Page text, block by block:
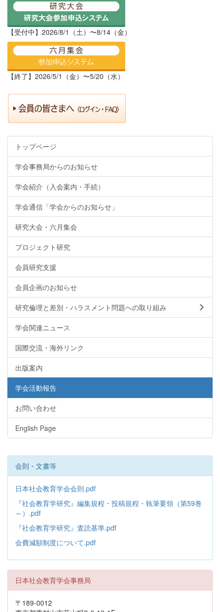
【受付中】2026/8/1（土）〜8/14（金）
【終了】2026/5/1（金）〜5/20（水）
トップページ
学会事務局からのお知らせ
学会紹介（入会案内・手続）
学会通信「学会からのお知らせ」
研究大会・六月集会
プロジェクト研究
会員研究支援
会員企画のお知らせ
研究倫理と差別・ハラスメント問題への取り組み
学会関連ニュース
国際交流・海外リンク
出版案内
学会活動報告
お問い合わせ
English Page
会則・文書等
日本社会教育学会会則.pdf
『社会教育学研究』編集規程・投稿規程・執筆要領（第59巻
～）.pdf
『社会教育学研究』査読基準.pdf
会費減額制度について.pdf
日本社会教育学会事務局
〒189-0012